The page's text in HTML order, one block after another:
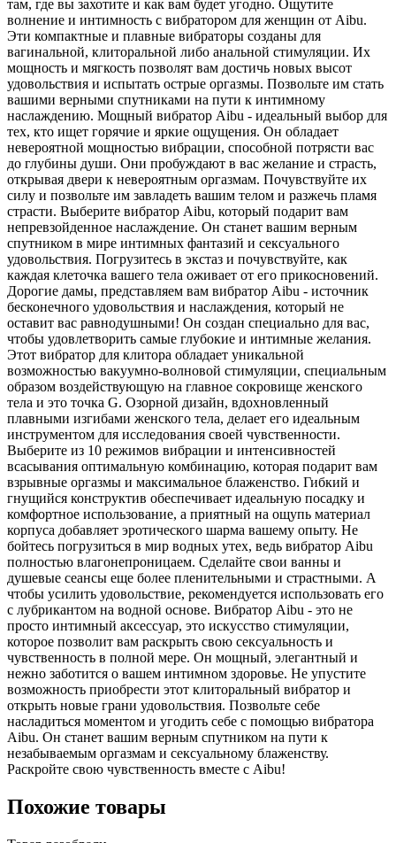
там, где вы захотите и как вам будет угодно. Ощутите
волнение и интимность с вибратором для женщин от Aibu.
Эти компактные и плавные вибраторы созданы для
вагинальной, клиторальной либо анальной стимуляции. Их
мощность и мягкость позволят вам достичь новых высот
удовольствия и испытать острые оргазмы. Позвольте им стать
вашими верными спутниками на пути к интимному
наслаждению. Мощный вибратор Aibu - идеальный выбор для
тех, кто ищет горячие и яркие ощущения. Он обладает
невероятной мощностью вибрации, способной потрясти вас
до глубины души. Они пробуждают в вас желание и страсть,
открывая двери к невероятным оргазмам. Почувствуйте их
силу и позвольте им завладеть вашим телом и разжечь пламя
страсти. Выберите вибратор Aibu, который подарит вам
непревзойденное наслаждение. Он станет вашим верным
спутником в мире интимных фантазий и сексуального
удовольствия. Погрузитесь в экстаз и почувствуйте, как
каждая клеточка вашего тела оживает от его прикосновений.
Дорогие дамы, представляем вам вибратор Aibu - источник
бесконечного удовольствия и наслаждения, который не
оставит вас равнодушными! Он создан специально для вас,
чтобы удовлетворить самые глубокие и интимные желания.
Этот вибратор для клитора обладает уникальной
возможностью вакуумно-волновой стимуляции, специальным
образом воздействующую на главное сокровище женского
тела и это точка G. Озорной дизайн, вдохновленный
плавными изгибами женского тела, делает его идеальным
инструментом для исследования своей чувственности.
Выберите из 10 режимов вибрации и интенсивностей
всасывания оптимальную комбинацию, которая подарит вам
взрывные оргазмы и максимальное блаженство. Гибкий и
гнущийся конструктив обеспечивает идеальную посадку и
комфортное использование, а приятный на ощупь материал
корпуса добавляет эротического шарма вашему опыту. Не
бойтесь погрузиться в мир водных утех, ведь вибратор Aibu
полностью влагонепроницаем. Сделайте свои ванны и
душевые сеансы еще более пленительными и страстными. А
чтобы усилить удовольствие, рекомендуется использовать его
с лубрикантом на водной основе. Вибратор Aibu - это не
просто интимный аксессуар, это искусство стимуляции,
которое позволит вам раскрыть свою сексуальность и
чувственность в полной мере. Он мощный, элегантный и
нежно заботится о вашем интимном здоровье. Не упустите
возможность приобрести этот клиторальный вибратор и
открыть новые грани удовольствия. Позвольте себе
насладиться моментом и угодить себе с помощью вибратора
Aibu. Он станет вашим верным спутником на пути к
незабываемым оргазмам и сексуальному блаженству.
Раскройте свою чувственность вместе с Aibu!
Похожие товары